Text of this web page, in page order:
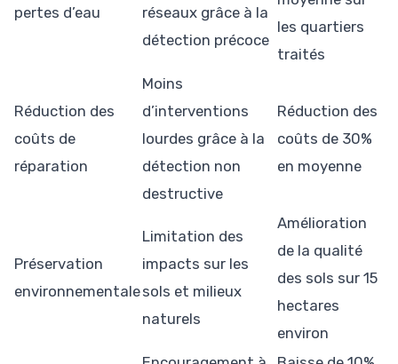
pertes d’eau
réseaux grâce à la
détection précoce
les quartiers
traités
Réduction des
coûts de
réparation
Moins
d’interventions
lourdes grâce à la
détection non
destructive
Réduction des
coûts de 30%
en moyenne
Préservation
environnementale
Limitation des
impacts sur les
sols et milieux
naturels
Amélioration
de la qualité
des sols sur 15
hectares
environ